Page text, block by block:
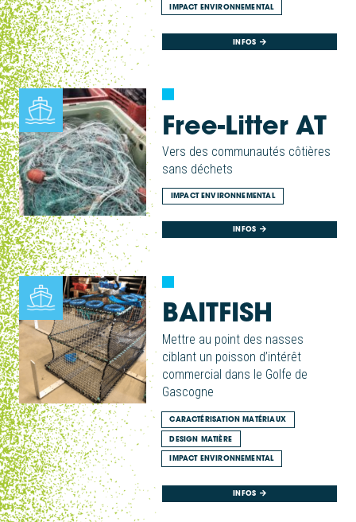
IMPACT ENVIRONNEMENTAL
INFOS
Free-Litter AT
Vers des communautés côtières
sans déchets
IMPACT ENVIRONNEMENTAL
INFOS
BAITFISH
Mettre au point des nasses
ciblant un poisson d’intérêt
commercial dans le Golfe de
Gascogne
CARACTÉRISATION MATÉRIAUX
DESIGN MATIÈRE
IMPACT ENVIRONNEMENTAL
INFOS